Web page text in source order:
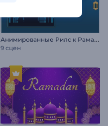
А
нимированные Рилс к Рамадану
9 сцен